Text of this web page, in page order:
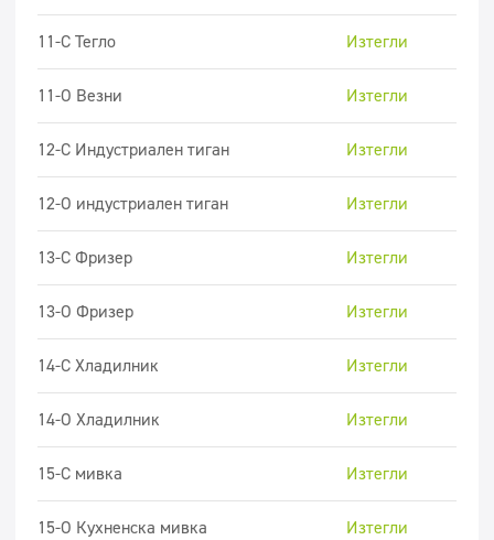
11-C Тегло Изтегли
11-O Везни Изтегли
12-C Индустриален тиган Изтегли
12-O индустриален тиган Изтегли
13-C Фризер Изтегли
13-O Фризер Изтегли
14-C Хладилник Изтегли
14-O Хладилник Изтегли
15-C мивка Изтегли
15-O Кухненска мивка Изтегли